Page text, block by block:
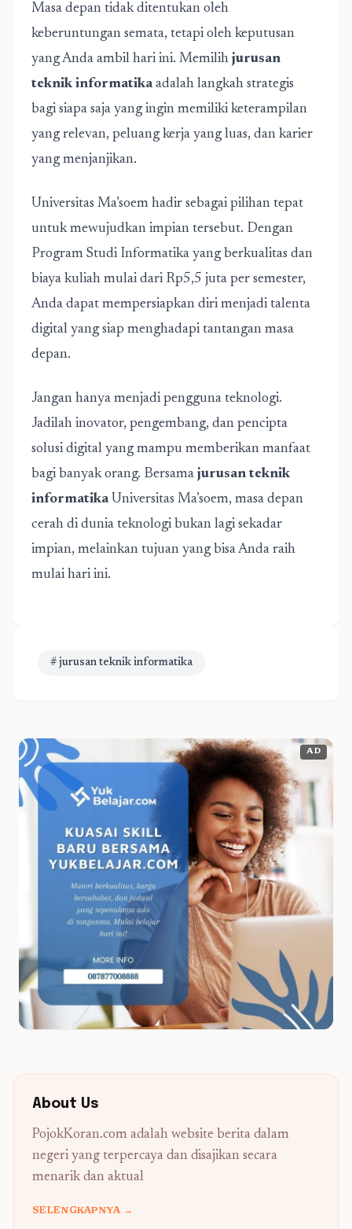
Masa depan tidak ditentukan oleh
keberuntungan semata, tetapi oleh keputusan
yang Anda ambil hari ini. Memilih jurusan
teknik informatikaadalah langkah strategis
bagi siapa saja yang ingin memiliki keterampilan
yang relevan, peluang kerja yang luas, dan karier
yang menjanjikan.
Universitas Ma’soem hadir sebagai pilihan tepat
untuk mewujudkan impian tersebut. Dengan
Program Studi Informatika yang berkualitas dan
biaya kuliah mulai dari Rp5,5 juta per semester,
Anda dapat mempersiapkan diri menjadi talenta
digital yang siap menghadapi tantangan masa
depan.
Jangan hanya menjadi pengguna teknologi.
Jadilah inovator, pengembang, dan pencipta
solusi digital yang mampu memberikan manfaat
bagi banyak orang. Bersama jurusan teknik
informatikaUniversitas Ma’soem, masa depan
cerah di dunia teknologi bukan lagi sekadar
impian, melainkan tujuan yang bisa Anda raih
mulai hari ini.
# jurusan teknik informatika
AD
About Us
PojokKoran.com adalah website berita dalam
negeri yang terpercaya dan disajikan secara
menarik dan aktual
SELENGKAPNYA →